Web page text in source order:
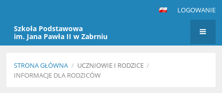
LOGOWANIE
Szkoła Podstawowa
im. Jana Pawła II w Zabrniu
STRONA GŁÓWNA / UCZNIOWIE I RODZICE /
INFORMACJE DLA RODZICÓW